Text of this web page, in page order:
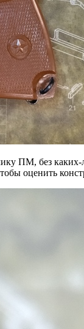
ПМ, без
оценить